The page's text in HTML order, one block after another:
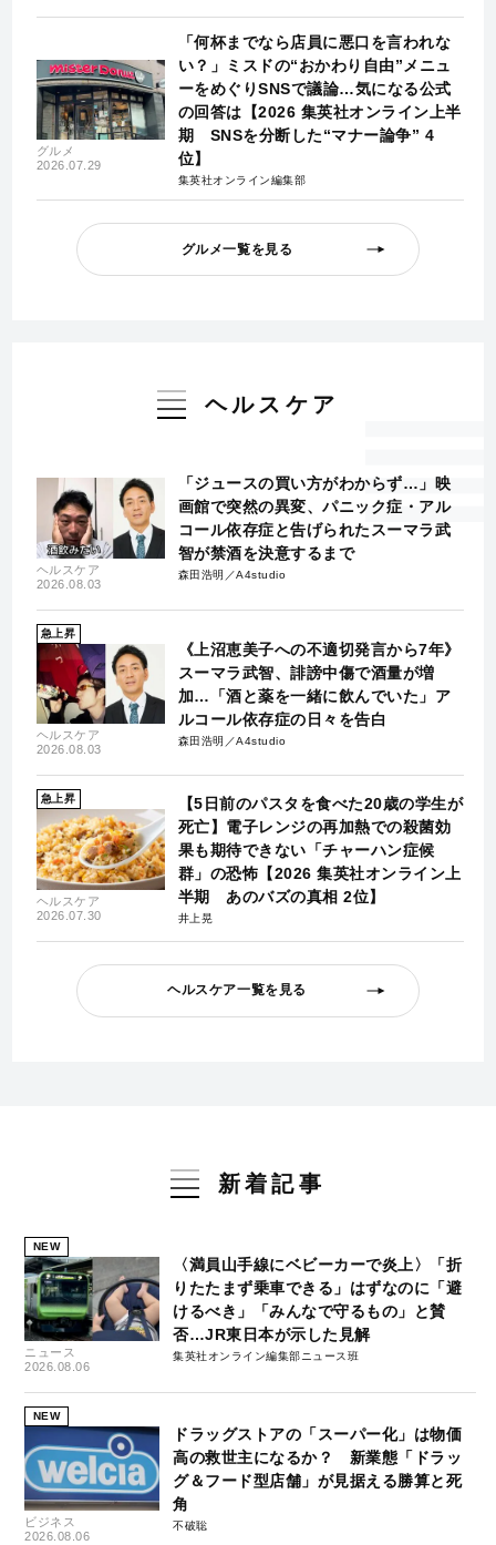
グルメ
2026.07.29
「何杯までなら店員に悪口を言われな
い？」ミスドの“おかわり自由”メニュ
ーをめぐりSNSで議論…気になる公式
の回答は【2026 集英社オンライン上半
期 SNSを分断した“マナー論争” 4
位】
集英社オンライン編集部
グルメ一覧を見る
ヘルスケア
ヘルスケア
2026.08.03
「ジュースの買い方がわからず…」映
画館で突然の異変、パニック症・アル
コール依存症と告げられたスーマラ武
智が禁酒を決意するまで
森田浩明／A4studio
急上昇
ヘルスケア
2026.08.03
《上沼恵美子への不適切発言から7年》
スーマラ武智、誹謗中傷で酒量が増
加…「酒と薬を一緒に飲んでいた」ア
ルコール依存症の日々を告白
森田浩明／A4studio
急上昇
ヘルスケア
2026.07.30
【5日前のパスタを食べた20歳の学生が
死亡】電子レンジの再加熱での殺菌効
果も期待できない「チャーハン症候
群」の恐怖【2026 集英社オンライン上
半期 あのバズの真相 2位】
井上晃
ヘルスケア一覧を見る
新着記事
NEW
ニュース
2026.08.06
〈満員山手線にベビーカーで炎上〉「折
りたたまず乗車できる」はずなのに「避
けるべき」「みんなで守るもの」と賛
否…JR東日本が示した見解
集英社オンライン編集部ニュース班
NEW
ビジネス
2026.08.06
ドラッグストアの「スーパー化」は物価
高の救世主になるか？ 新業態「ドラッ
グ＆フード型店舗」が見据える勝算と死
角
不破聡